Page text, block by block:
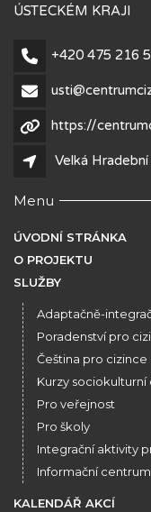
ÚSTECKÉM KRAJI
+420 475 216
https://
Velká
Menu
ÚVODNÍ STRÁNKA
O PROJEKTU
SLUŽBY
Adaptačně-
Poradenství pro
Čeština pro cizince
Kurzy
Pro veřejnost
Pro školy
Integrační aktivity
Informační centrum
KALENDÁŘ AKCÍ